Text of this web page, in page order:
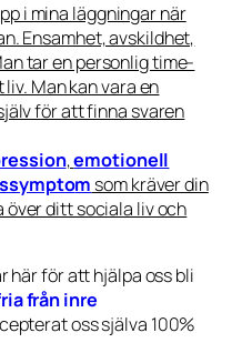
i mina läggningar när
Ensamhet, avskildhet,
tar en personlig time-
Man kan vara en
för att finna svaren
,emotionell
msom kräver din
över ditt sociala liv och
här för att hjälpa oss bli
från inre
oss själva 100%